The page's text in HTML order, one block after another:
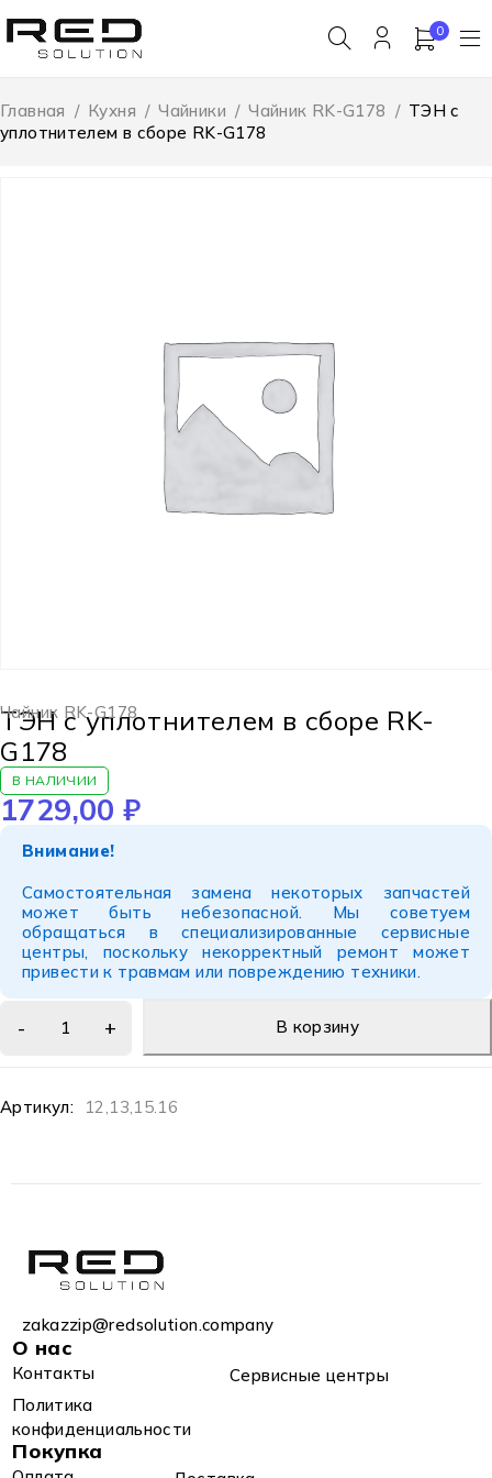
0
Главная / Кухня / Чайники / Чайник RK-G178 / ТЭН с
уплотнителем в сборе RK-G178
Чайник RK-G178
ТЭН с уплотнителем в сборе RK-
G178
В НАЛИЧИИ
1729,00 ₽
Внимание!
Самостоятельная замена некоторых запчастей
может быть небезопасной. Мы советуем
обращаться в специализированные сервисные
центры, поскольку некорректный ремонт может
привести к травмам или повреждению техники.
В корзину
Артикул: 12,13,15.16
zakazzip@redsolution.company
О нас
Контакты
Сервисные центры
Политика
конфиденциальности
Покупка